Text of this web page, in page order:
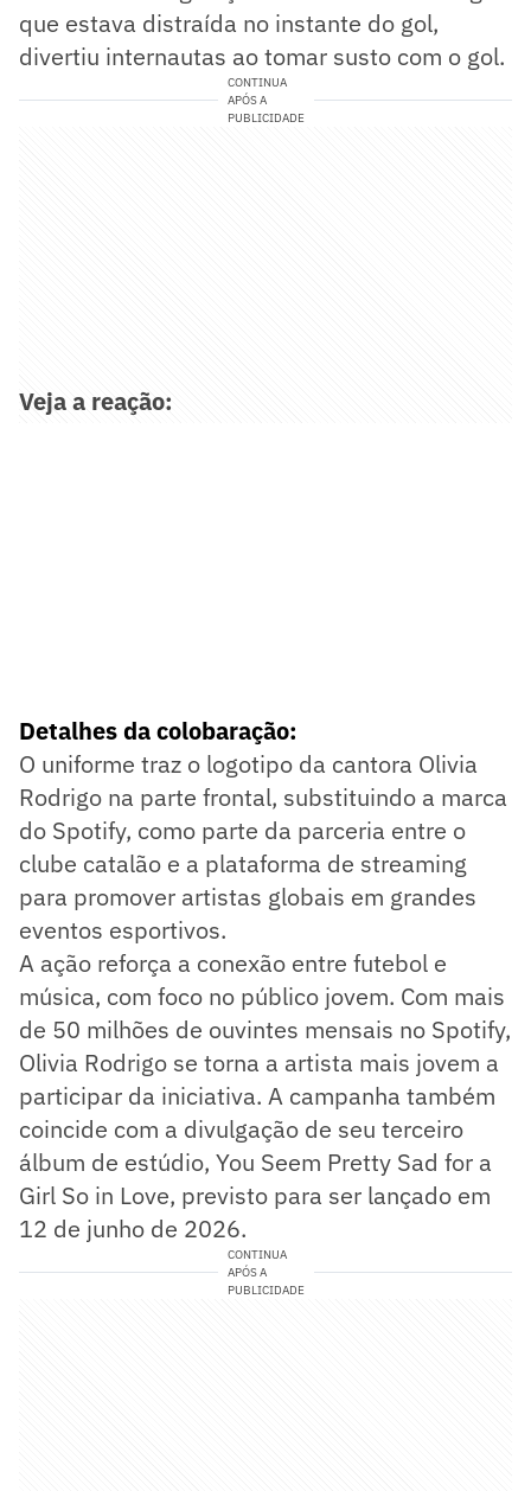
que estava distraída no instante do gol,
divertiu internautas ao tomar susto com o gol.
CONTINUA
APÓS A
PUBLICIDADE
Veja a reação:
Detalhes da colobaração:
O uniforme traz o logotipo da cantora Olivia
Rodrigo na parte frontal, substituindo a marca
do Spotify, como parte da parceria entre o
clube catalão e a plataforma de streaming
para promover artistas globais em grandes
eventos esportivos.
A ação reforça a conexão entre futebol e
música, com foco no público jovem. Com mais
de 50 milhões de ouvintes mensais no Spotify,
Olivia Rodrigo se torna a artista mais jovem a
participar da iniciativa. A campanha também
coincide com a divulgação de seu terceiro
álbum de estúdio, You Seem Pretty Sad for a
Girl So in Love, previsto para ser lançado em
12 de junho de 2026.
CONTINUA
APÓS A
PUBLICIDADE